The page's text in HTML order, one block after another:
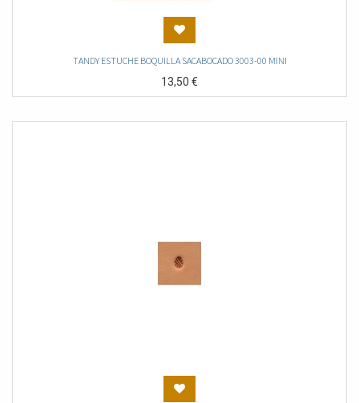
TANDY ESTUCHE BOQUILLA SACABOCADO 3003-00 MINI
13,50€